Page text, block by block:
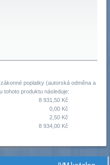
poplatky (autorská odměna a
produktu následuje:
8 931,50 Kč
0,00 Kč
2,50 Kč
8 934,00 Kč